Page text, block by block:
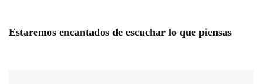
Estaremos encantados de escuchar lo que piensas